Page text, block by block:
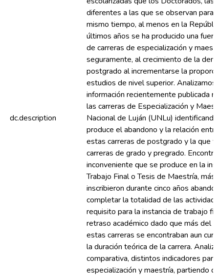
dc.description
diferentes a las que se observan para
mismo tiempo, al menos en la
últimos años se ha producido una
de carreras de especialización y
seguramente, al crecimiento de la
postgrado al incrementarse la
estudios de nivel superior.
información recientemente publicada
las carreras de Especialización y
Nacional de Luján (UNLu)
produce el abandono y la relación
estas carreras de postgrado y la que
carreras de grado y pregrado.
inconveniente que se produce en la
Trabajo Final o Tesis de Maestría,
inscribieron durante cinco años
completar la totalidad de las
requisito para la instancia de trabajo
retraso académico dado que más del
estas carreras se encontraban aun
la duración teórica de la carrera.
comparativa, distintos indicadores
especialización y maestría, partiendo